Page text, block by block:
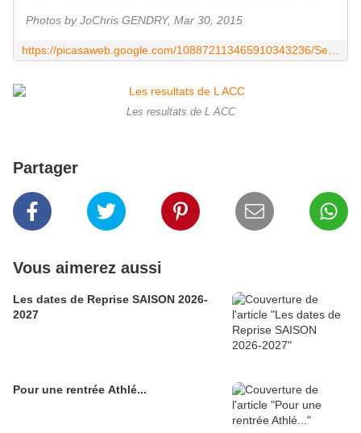
Photos by JoChris GENDRY, Mar 30, 2015
Les resultats de L ACC
Partager
Vous aimerez aussi
Les dates de Reprise SAISON 2026-
2027
Pour une rentrée Athlé...